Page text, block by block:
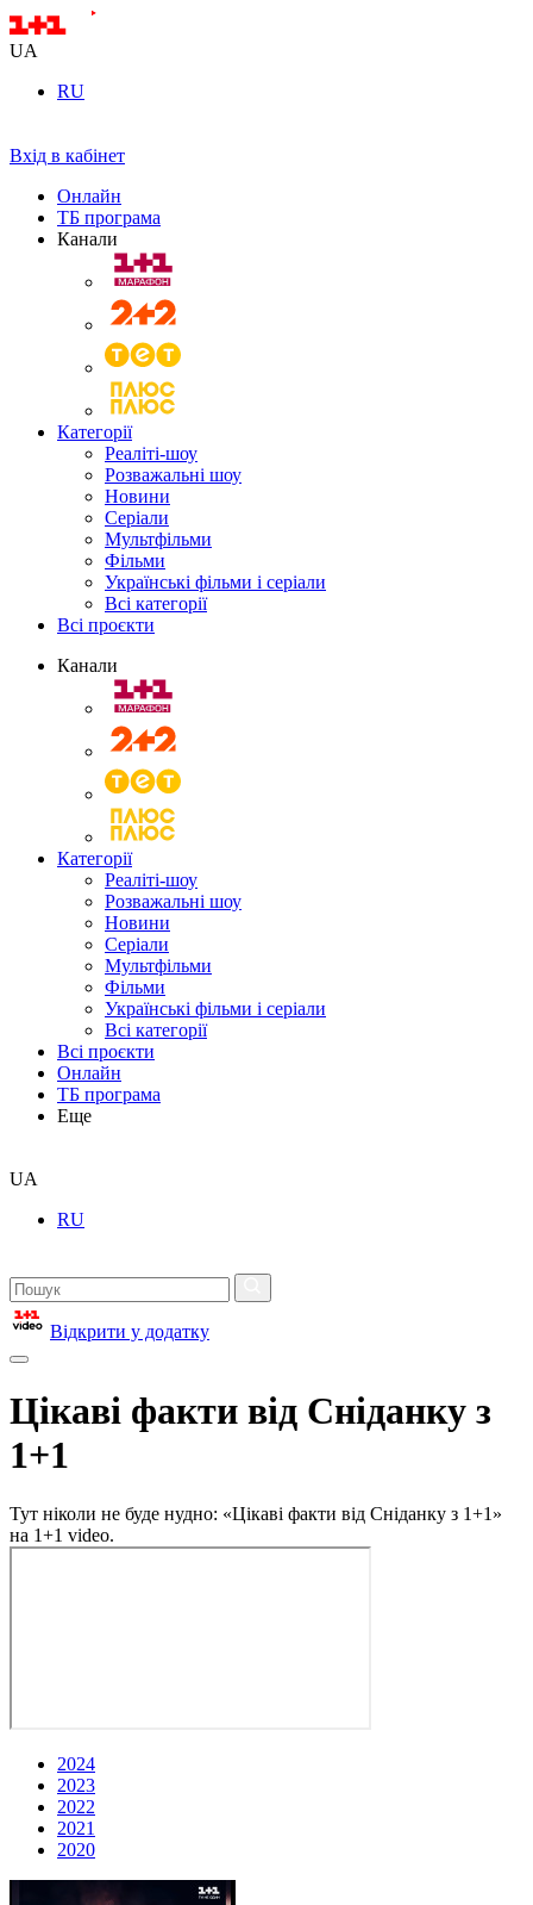
UA
RU
Вхід в кабінет
Онлайн
ТБ програма
Канали
Категорії
Реаліті-шоу
Розважальні шоу
Новини
Серіали
Мультфільми
Фільми
Українські фільми і серіали
Всі категорії
Всі проєкти
Канали
Категорії
Реаліті-шоу
Розважальні шоу
Новини
Серіали
Мультфільми
Фільми
Українські фільми і серіали
Всі категорії
Всі проєкти
Онлайн
ТБ програма
Еще
UA
RU
Відкрити у додатку
Цікаві факти від Сніданку з
1+1
Тут ніколи не буде нудно: «Цікаві факти від Сніданку з 1+1»
на 1+1 video.
2024
2023
2022
2021
2020